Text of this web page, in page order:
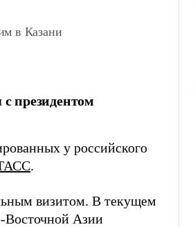
в Казани
президентом
у российского
.
визитом. В текущем
Восточной Азии